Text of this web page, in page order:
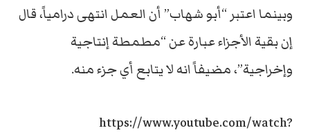
وبينما اعتبر “أبو شهاب” أن العمل انتهى درامياً، قال
إن بقية الأجزاء عبارة عن “مطمطة إنتاجية
وإخراجية”، مضيفاً انه لا يتابع أي جزء منه.
https://www.youtube.com/watch?